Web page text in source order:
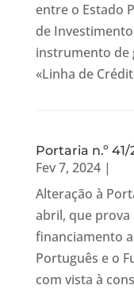
entre o Estado
de
instrumento de
«Linha de
Portaria n.º 41/
Fev 7, 2024|
Alteração à
abril, que
financiamento
Português e o
com vista à